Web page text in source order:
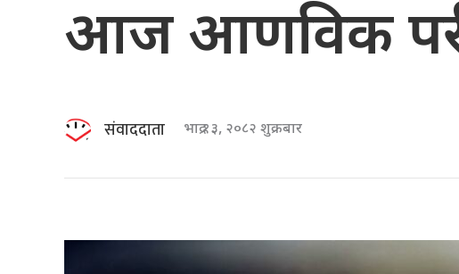
आज आणविक
संवाददाता भाद्र १३, २०८२ शुक्रबार